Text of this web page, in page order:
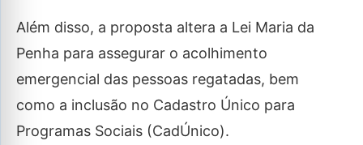
Além disso, a proposta altera a Lei Maria da
Penha para assegurar o acolhimento
emergencial das pessoas regatadas, bem
como a inclusão no Cadastro Único para
Programas Sociais (CadÚnico).